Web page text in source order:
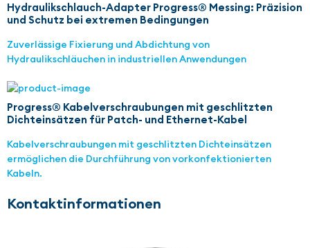
Hydraulikschlauch-Adapter Progress® Messing: Präzision
und Schutz bei extremen Bedingungen
Zuverlässige Fixierung und Abdichtung von
Hydraulikschläuchen in industriellen Anwendungen
Progress® Kabelverschraubungen mit geschlitzten
Dichteinsätzen für Patch- und Ethernet-Kabel
Kabelverschraubungen mit geschlitzten Dichteinsätzen
ermöglichen die Durchführung von vorkonfektionierten
Kabeln.
Kontaktinformationen